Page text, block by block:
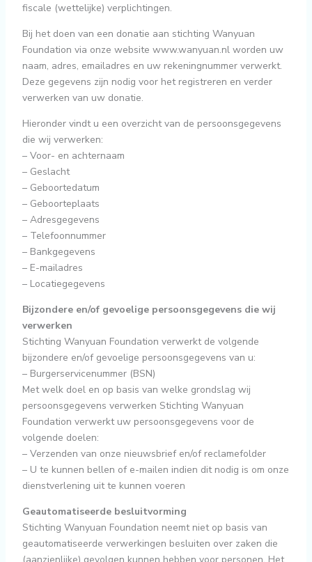
fiscale (wettelijke) verplichtingen.
Bij het doen van een donatie aan stichting Wanyuan
Foundation via onze website www.wanyuan.nl worden uw
naam, adres, emailadres en uw rekeningnummer verwerkt.
Deze gegevens zijn nodig voor het registreren en verder
verwerken van uw donatie.
Hieronder vindt u een overzicht van de persoonsgegevens
die wij verwerken:
– Voor- en achternaam
– Geslacht
– Geboortedatum
– Geboorteplaats
– Adresgegevens
– Telefoonnummer
– Bankgegevens
– E-mailadres
– Locatiegegevens
Bijzondere en/of gevoelige persoonsgegevens die wij
verwerken
Stichting Wanyuan Foundation verwerkt de volgende
bijzondere en/of gevoelige persoonsgegevens van u:
– Burgerservicenummer (BSN)
Met welk doel en op basis van welke grondslag wij
persoonsgegevens verwerken Stichting Wanyuan
Foundation verwerkt uw persoonsgegevens voor de
volgende doelen:
– Verzenden van onze nieuwsbrief en/of reclamefolder
– U te kunnen bellen of e-mailen indien dit nodig is om onze
dienstverlening uit te kunnen voeren
Geautomatiseerde besluitvorming
Stichting Wanyuan Foundation neemt niet op basis van
geautomatiseerde verwerkingen besluiten over zaken die
(aanzienlijke) gevolgen kunnen hebben voor personen. Het